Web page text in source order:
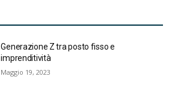
Generazione Z tra posto fisso e
imprenditività
Maggio 19, 2023